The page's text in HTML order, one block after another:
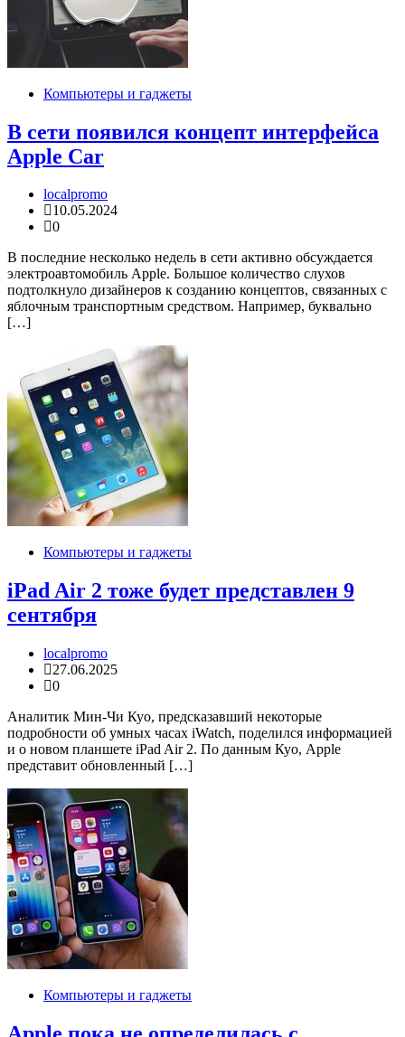
Компьютеры и гаджеты
В сети появился концепт интерфейса
Apple Car
localpromo
10.05.2024
0
В последние несколько недель в сети активно обсуждается
электроавтомобиль Apple. Большое количество слухов
подтолкнуло дизайнеров к созданию концептов, связанных с
яблочным транспортным средством. Например, буквально
[…]
Компьютеры и гаджеты
iPad Air 2 тоже будет представлен 9
сентября
localpromo
27.06.2025
0
Аналитик Мин-Чи Куо, предсказавший некоторые
подробности об умных часах iWatch, поделился информацией
и о новом планшете iPad Air 2. По данным Куо, Apple
представит обновленный […]
Компьютеры и гаджеты